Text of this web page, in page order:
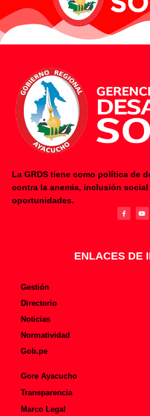
La GRDS tiene como política de
contra la anemia, inclusión
oportunidades.
c
e
b
f
u
t
u
ENLACES DE
Gestión
Directorio
Noticias
Normatividad
Gob.pe
Gore Ayacucho
Transparencia
Marco Legal